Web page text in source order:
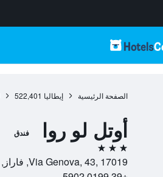
الصفحة الرئيسية إيطاليا 522,401
أوتل لو روا فندق
3 نجوم
Via Genova, 43, 17019, فاراز, مقاطعة سافونا, إيطاليا